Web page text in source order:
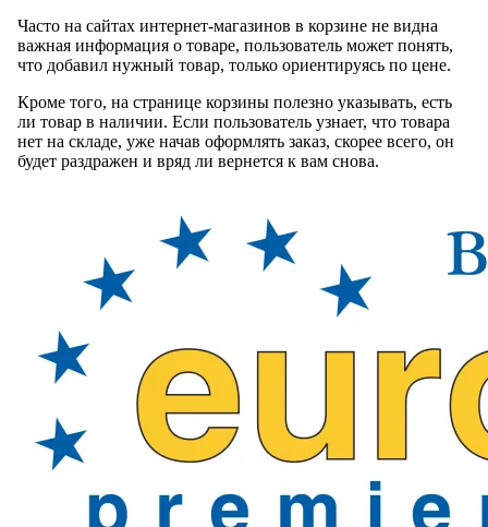
Часто на сайтах интернет-магазинов в корзине не видна
важная информация о товаре, пользователь может понять,
что добавил нужный товар, только ориентируясь по цене.
Кроме того, на странице корзины полезно указывать, есть
ли товар в наличии. Если пользователь узнает, что товара
нет на складе, уже начав оформлять заказ, скорее всего, он
будет раздражен и вряд ли вернется к вам снова.